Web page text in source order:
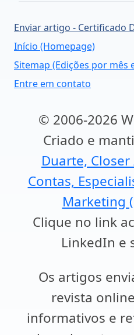
Enviar artigo - Certificado
Início (Homepage)
Sitemap (Edições por mês
Entre em contato
© 2006-2026
Criado e
Duarte,
Contas,
Marketing
Clique no link
LinkedIn e
Os artigos
revista
informativos e